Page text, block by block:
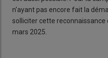
n'ayant pas encore fait la
solliciter cette reconnaissance
mars 2025.